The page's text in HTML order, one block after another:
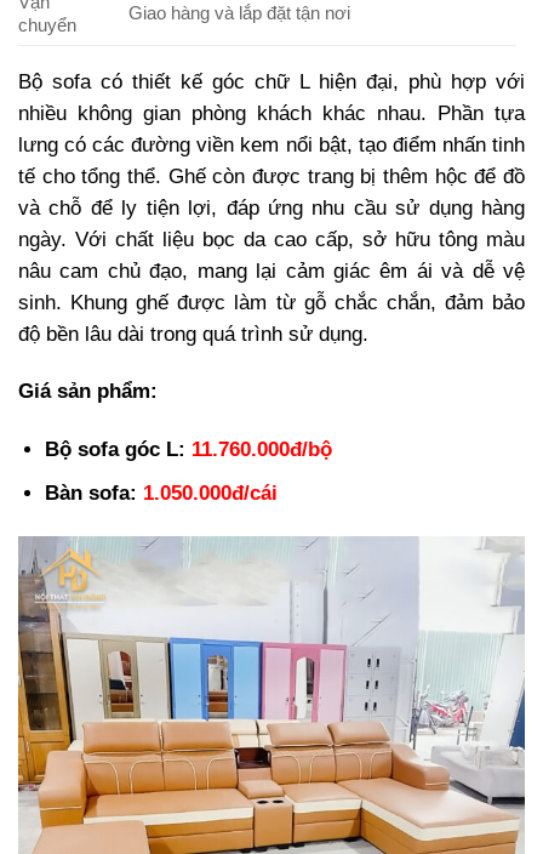
chuyển
Giao hàng và lắp đặt tận nơi
Bộ sofa có thiết kế góc chữ L hiện đại, phù hợp với
nhiều không gian phòng khách khác nhau. Phần tựa
lưng có các đường viền kem nổi bật, tạo điểm nhấn tinh
tế cho tổng thể. Ghế còn được trang bị thêm hộc để đồ
và chỗ để ly tiện lợi, đáp ứng nhu cầu sử dụng hàng
ngày. Với chất liệu bọc da cao cấp, sở hữu tông màu
nâu cam chủ đạo, mang lại cảm giác êm ái và dễ vệ
sinh. Khung ghế được làm từ gỗ chắc chắn, đảm bảo
độ bền lâu dài trong quá trình sử dụng.
Giá sản phẩm:
Bộ sofa góc L: 11.760.000đ/bộ
Bàn sofa: 1.050.000đ/cái